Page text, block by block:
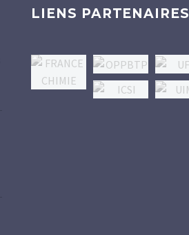
LIENS PARTENAIRES